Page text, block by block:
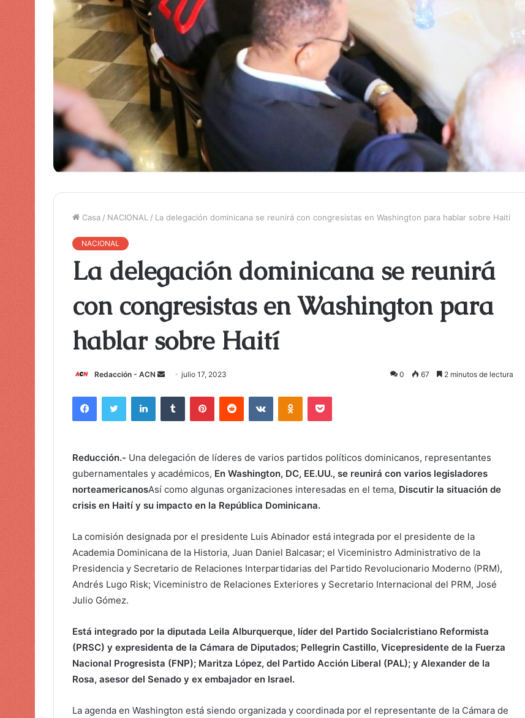
Casa / NACIONAL / La delegación dominicana se reunirá con congresistas en Washington para hablar sobre Haití
NACIONAL
La delegación dominicana se reunirá
con congresistas en Washington para
hablar sobre Haití
Redacción - ACN
u
n
c
o
r
e
o
r
ó
n
c
julio 17, 2023 0 67 2 minutos de lectura
Reducción.- Una delegación de líderes de varios partidos políticos dominicanos, representantes
gubernamentales y académicos, En Washington, DC, EE.UU., se reunirá con varios legisladores
norteamericanosAsí como algunas organizaciones interesadas en el tema, Discutir la situación de
crisis en Haití y su impacto en la República Dominicana.
La comisión designada por el presidente Luis Abinador está integrada por el presidente de la
Academia Dominicana de la Historia, Juan Daniel Balcasar; el Viceministro Administrativo de la
Presidencia y Secretario de Relaciones Interpartidarias del Partido Revolucionario Moderno (PRM),
Andrés Lugo Risk; Viceministro de Relaciones Exteriores y Secretario Internacional del PRM, José
Julio Gómez.
Está integrado por la diputada Leila Alburquerque, líder del Partido Socialcristiano Reformista
(PRSC) y expresidenta de la Cámara de Diputados; Pellegrin Castillo, Vicepresidente de la Fuerza
Nacional Progresista (FNP); Maritza López, del Partido Acción Liberal (PAL); y Alexander de la
Rosa, asesor del Senado y ex embajador en Israel.
La agenda en Washington está siendo organizada y coordinada por el representante de la Cámara de